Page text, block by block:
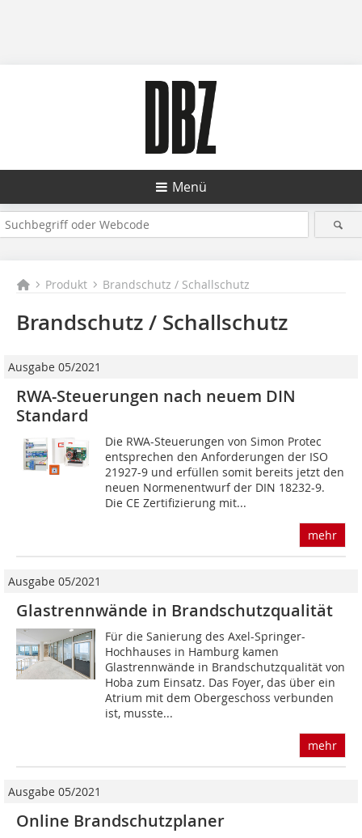
Menü
Produkt Brandschutz / Schallschutz
Brandschutz / Schallschutz
Ausgabe 05/2021
RWA-Steuerungen nach neuem DIN
Standard
Die RWA-Steuerungen von Simon Protec
entsprechen den Anforderungen der ISO
21927-9 und erfüllen somit bereits jetzt den
neuen Normenentwurf der DIN 18232-9.
Die CE Zertifizierung mit...
mehr
Ausgabe 05/2021
Glastrennwände in Brandschutzqualität
Für die Sanierung des Axel-Springer-
Hochhauses in Hamburg kamen
Glastrennwände in Brandschutzqualität von
Hoba zum Einsatz. Das Foyer, das über ein
Atrium mit dem Obergeschoss verbunden
ist, musste...
mehr
Ausgabe 05/2021
Online Brandschutzplaner